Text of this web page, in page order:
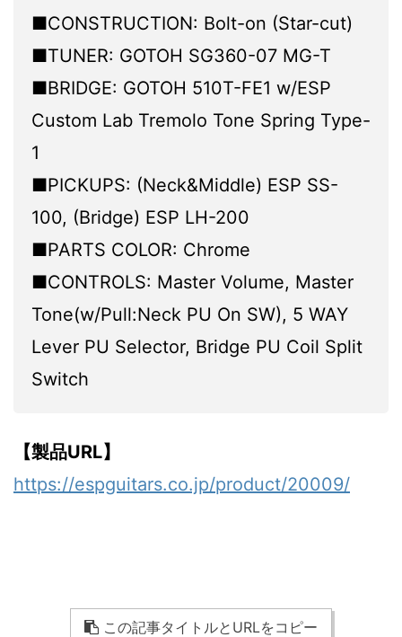
■CONSTRUCTION: Bolt-on (Star-cut)
■TUNER: GOTOH SG360-07 MG-T
■BRIDGE: GOTOH 510T-FE1 w/ESP
Custom Lab Tremolo Tone Spring Type-
1
■PICKUPS: (Neck&Middle) ESP SS-
100, (Bridge) ESP LH-200
■PARTS COLOR: Chrome
■CONTROLS: Master Volume, Master
Tone(w/Pull:Neck PU On SW), 5 WAY
Lever PU Selector, Bridge PU Coil Split
Switch
【製品URL】
https://espguitars.co.jp/product/20009/
この記事タイトルとURLをコピー